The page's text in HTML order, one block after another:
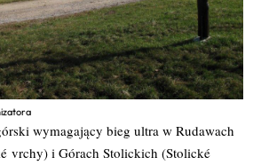
wymagający bieg ultra w Rudawach
vrchy) i Górach Stolickich (Stolické